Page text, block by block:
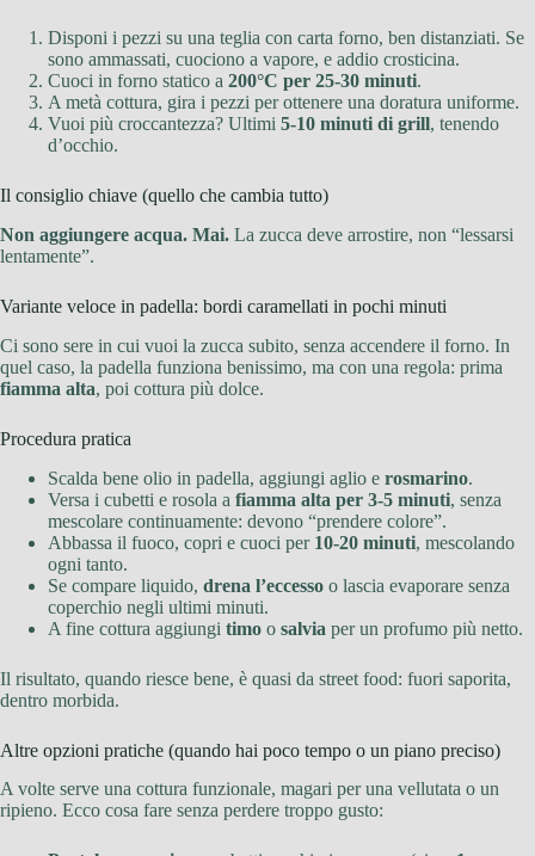
Disponi i pezzi su una teglia con carta forno, ben distanziati. Se
sono ammassati, cuociono a vapore, e addio crosticina.
Cuoci in forno statico a 200°C per 25-30 minuti.
A metà cottura, gira i pezzi per ottenere una doratura uniforme.
Vuoi più croccantezza? Ultimi 5-10 minuti di grill, tenendo
d’occhio.
Il consiglio chiave (quello che cambia tutto)
Non aggiungere acqua. Mai. La zucca deve arrostire, non “lessarsi
lentamente”.
Variante veloce in padella: bordi caramellati in pochi minuti
Ci sono sere in cui vuoi la zucca subito, senza accendere il forno. In
quel caso, la padella funziona benissimo, ma con una regola: prima
fiamma alta, poi cottura più dolce.
Procedura pratica
Scalda bene olio in padella, aggiungi aglio e rosmarino.
Versa i cubetti e rosola a fiamma alta per 3-5 minuti, senza
mescolare continuamente: devono “prendere colore”.
Abbassa il fuoco, copri e cuoci per 10-20 minuti, mescolando
ogni tanto.
Se compare liquido, drena l’eccesso o lascia evaporare senza
coperchio negli ultimi minuti.
A fine cottura aggiungi timo o salvia per un profumo più netto.
Il risultato, quando riesce bene, è quasi da street food: fuori saporita,
dentro morbida.
Altre opzioni pratiche (quando hai poco tempo o un piano preciso)
A volte serve una cottura funzionale, magari per una vellutata o un
ripieno. Ecco cosa fare senza perdere troppo gusto: